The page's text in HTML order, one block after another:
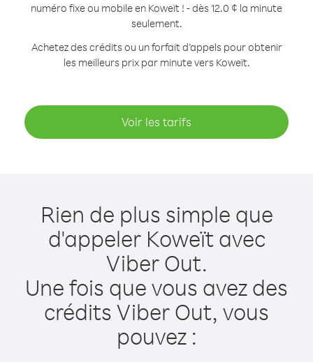
numéro fixe ou mobile en Koweït ! - dès 12.0 ¢ la minute
seulement.
Achetez des crédits ou un forfait d’appels pour obtenir
les meilleurs prix par minute vers Koweït.
Voir les tarifs
Rien de plus simple que
d'appeler Koweït avec
Viber Out.
Une fois que vous avez des
crédits Viber Out, vous
pouvez :